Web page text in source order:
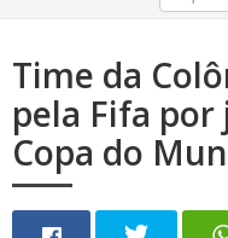
Time da
pela Fifa
Copa do